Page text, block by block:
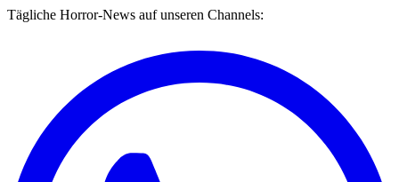
Tägliche Horror-News auf unseren Channels: